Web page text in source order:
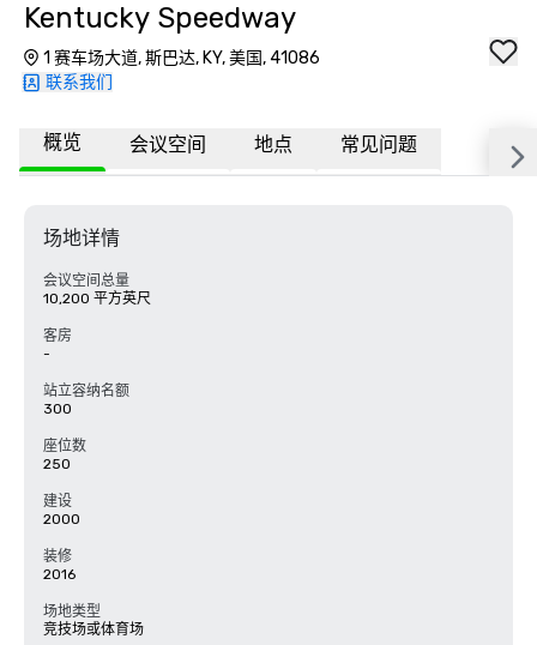
Kentucky Speedway
1 赛车场大道, 斯巴达, KY, 美国, 41086
联系我们
概览 会议空间 地点 常见问题
场地详情
会议空间总量
10,200 平方英尺
客房
-
站立容纳名额
300
座位数
250
建设
2000
装修
2016
场地类型
竞技场或体育场